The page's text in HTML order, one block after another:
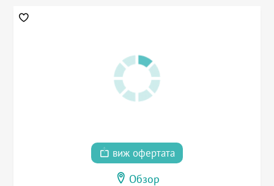
виж офертата
Обзор